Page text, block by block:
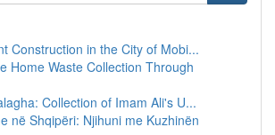
Construction in the City of Mobi...
Home Waste Collection Through
Collection of Imam Ali's U...
në Shqipëri: Njihuni me Kuzhinën